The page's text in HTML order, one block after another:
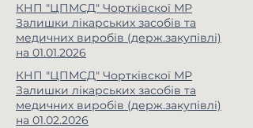
КНП "ЦПМСД" Чортківскої МР
Залишки лікарських засобів та
медичних виробів (держ.закупівлі)
на 01.01.2026
КНП "ЦПМСД" Чортківскої МР
Залишки лікарських засобів та
медичних виробів (держ.закупівлі)
на 01.02.2026